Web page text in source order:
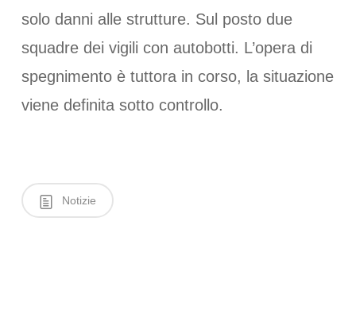
solo danni alle strutture. Sul posto due
squadre dei vigili con autobotti. L’opera di
spegnimento è tuttora in corso, la situazione
viene definita sotto controllo.
Notizie